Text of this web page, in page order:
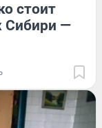
стоит
Сибири —